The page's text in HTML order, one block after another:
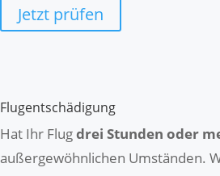
Jetzt prüfen
Flugentschädigung
Hat Ihr Flugdrei Stunden oder
außergewöhnlichen Umständen.